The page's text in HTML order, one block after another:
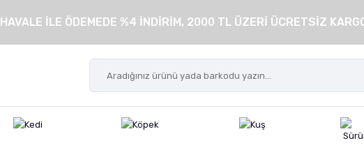
HAVALE İLE ÖDEMEDE %4 İNDİRİM, 2000 TL ÜZERİ ÜCRETSİZ